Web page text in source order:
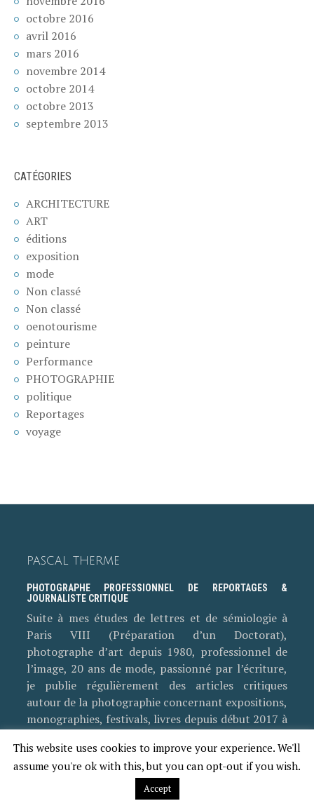
octobre 2016
avril 2016
mars 2016
novembre 2014
octobre 2014
octobre 2013
septembre 2013
CATÉGORIES
ARCHITECTURE
ART
éditions
exposition
mode
Non classé
Non classé
oenotourisme
peinture
Performance
PHOTOGRAPHIE
politique
Reportages
voyage
PASCAL THERME
PHOTOGRAPHE PROFESSIONNEL DE REPORTAGES &
JOURNALISTE CRITIQUE
Suite à mes études de lettres et de sémiologie à
Paris VIII (Préparation d’un Doctorat),
photographe d’art depuis 1980, professionnel de
l’image, 20 ans de mode, passionné par l’écriture,
je publie régulièrement des articles critiques
autour de la photographie concernant expositions,
monographies, festivals, livres depuis début 2017 à
cinquantaine d’articles). Artiste de l’éveil et des
problématiques liées à l’écriture photographique,
rédacteur engagé, ma production est considérée
critique au sens littéraire du terme. Etant
This website uses cookies to improve your experience. We'll
assume you're ok with this, but you can opt-out if you wish.
Accept